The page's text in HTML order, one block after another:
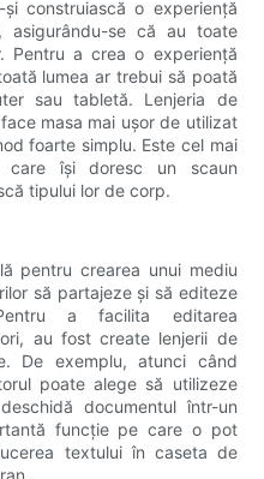
construiască o experiență
asigurându-se că au toate
Pentru a crea o experiență
lumea ar trebui să poată
sau tabletă. Lenjeria de
masa mai ușor de utilizat
foarte simplu. Este cel mai
care își doresc un scaun
tipului lor de corp.
pentru crearea unui mediu
să partajeze și să editeze
a facilita editarea
au fost create lenjerii de
De exemplu, atunci când
poate alege să utilizeze
documentul într-un
funcție pe care o pot
textului în caseta de